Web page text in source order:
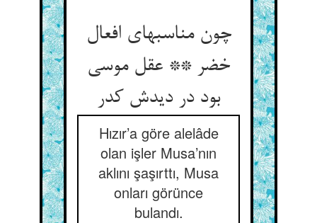
چون مناسبهای افعال
خضر ** عقل موسی
بود در دیدش کدر
Hızır’a göre alelâde
olan işler Musa’nın
aklını şaşırttı, Musa
onları görünce
bulandı.